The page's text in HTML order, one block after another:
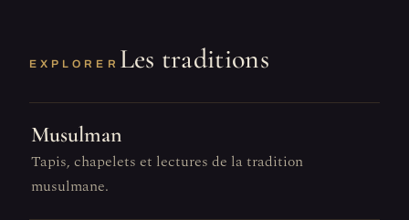
EXPLORER Les traditions
Musulman
Tapis, chapelets et lectures de la tradition
musulmane.